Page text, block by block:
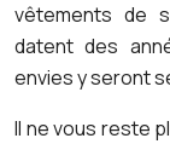
vêtements de
datent des
envies y seront
Il ne vous reste